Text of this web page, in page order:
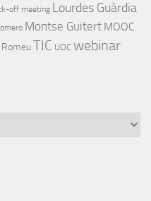
off meeting Lourdes Guàrdia
Montse Guitert MOOC
TIC UOC webinar